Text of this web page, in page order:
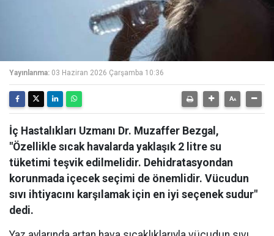
Yayınlanma: 03 Haziran 2026 Çarşamba 10:36
İç Hastalıkları Uzmanı Dr. Muzaffer Bezgal,
"Özellikle sıcak havalarda yaklaşık 2 litre su
tüketimi teşvik edilmelidir. Dehidratasyondan
korunmada içecek seçimi de önemlidir. Vücudun
sıvı ihtiyacını karşılamak için en iyi seçenek sudur"
dedi.